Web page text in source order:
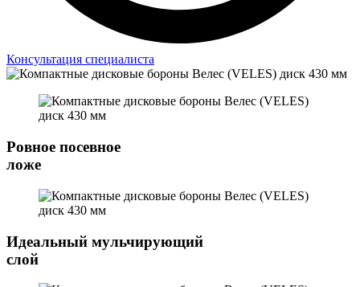
Консультация специалиста
Ровное посевное
ложе
Идеальный мульчирующий
слой